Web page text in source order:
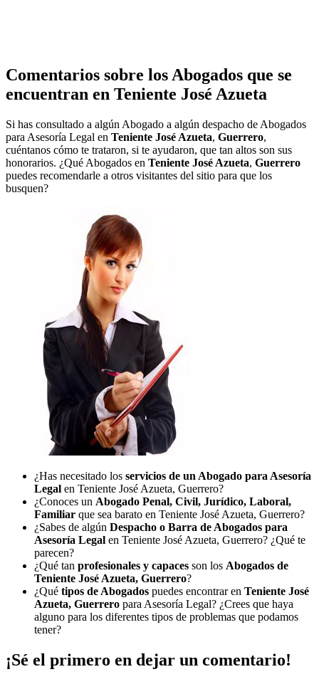
Comentarios sobre los Abogados que se
encuentran en Teniente José Azueta
Si has consultado a algún Abogado a algún despacho de Abogados
para Asesoría Legal en Teniente José Azueta, Guerrero,
cuéntanos cómo te trataron, si te ayudaron, que tan altos son sus
honorarios. ¿Qué Abogados en Teniente José Azueta, Guerrero
puedes recomendarle a otros visitantes del sitio para que los
busquen?
¿Has necesitado los servicios de un Abogado para Asesoría
Legal en Teniente José Azueta, Guerrero?
¿Conoces un Abogado Penal, Civil, Jurídico, Laboral,
Familiar que sea barato en Teniente José Azueta, Guerrero?
¿Sabes de algún Despacho o Barra de Abogados para
Asesoría Legal en Teniente José Azueta, Guerrero? ¿Qué te
parecen?
¿Qué tan profesionales y capaces son los Abogados de
Teniente José Azueta, Guerrero?
¿Qué tipos de Abogados puedes encontrar en Teniente José
Azueta, Guerrero para Asesoría Legal? ¿Crees que haya
alguno para los diferentes tipos de problemas que podamos
tener?
¡Sé el primero en dejar un comentario!